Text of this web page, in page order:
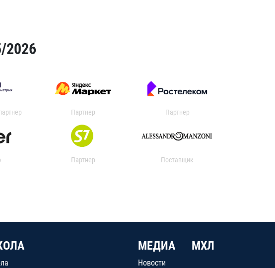
Партнер Партнер
Партнер Поставщик
МЕДИА
Новости
МХЛ